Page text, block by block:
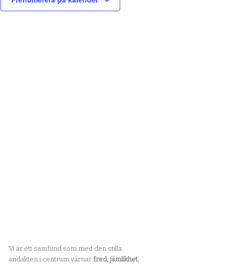
Vi är ett samfund som med den stilla
andakten i centrum värnar fred, jämlikhet,